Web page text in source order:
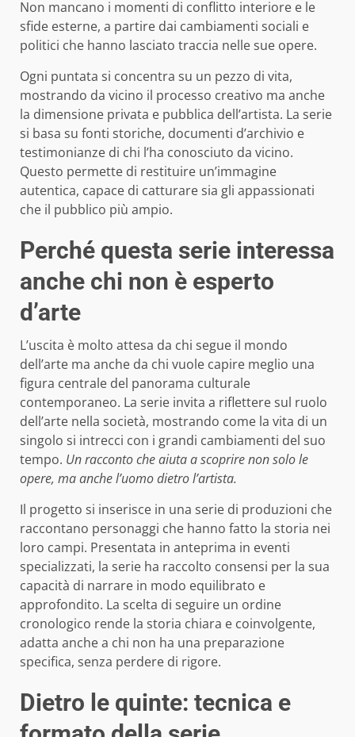
Non mancano i momenti di conflitto interiore e le
sfide esterne, a partire dai cambiamenti sociali e
politici che hanno lasciato traccia nelle sue opere.
Ogni puntata si concentra su un pezzo di vita,
mostrando da vicino il processo creativo ma anche
la dimensione privata e pubblica dell’artista. La serie
si basa su fonti storiche, documenti d’archivio e
testimonianze di chi l’ha conosciuto da vicino.
Questo permette di restituire un’immagine
autentica, capace di catturare sia gli appassionati
che il pubblico più ampio.
Perché questa serie interessa
anche chi non è esperto
d’arte
L’uscita è molto attesa da chi segue il mondo
dell’arte ma anche da chi vuole capire meglio una
figura centrale del panorama culturale
contemporaneo. La serie invita a riflettere sul ruolo
dell’arte nella società, mostrando come la vita di un
singolo si intrecci con i grandi cambiamenti del suo
tempo. Un racconto che aiuta a scoprire non solo le
opere, ma anche l’uomo dietro l’artista.
Il progetto si inserisce in una serie di produzioni che
raccontano personaggi che hanno fatto la storia nei
loro campi. Presentata in anteprima in eventi
specializzati, la serie ha raccolto consensi per la sua
capacità di narrare in modo equilibrato e
approfondito. La scelta di seguire un ordine
cronologico rende la storia chiara e coinvolgente,
adatta anche a chi non ha una preparazione
specifica, senza perdere di rigore.
Dietro le quinte: tecnica e